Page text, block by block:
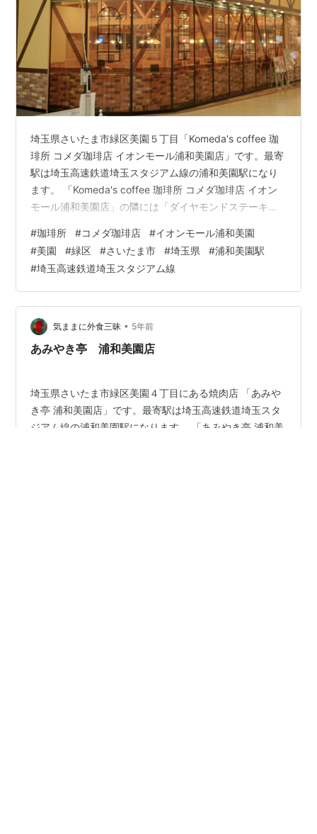
埼玉県さいたま市緑区美園５丁目「Komeda's coffee 珈
琲所 コメダ珈琲店 イオンモール浦和美園店」です。最寄
駅は埼玉高速鉄道埼玉スタジアム線の浦和美園駅になり
ます。 「Komeda's coffee 珈琲所 コメダ珈琲店 イオン
モール浦和美園店」の隣には「ダイヤモンドステーキ」
Premium BAQET ベーカリーレストランプレミアムバケ
ット」「おひつごはん 四六時中」「STARBUCKS
COFFEE スターバックスコーヒー」「RAKERU ラケル」
「いしがまやハンバーグ」「もりもり寿し」「chawan」
「神楽…
#珈琲所 #コメダ珈琲店 #イオンモール浦和美園
#美園 #緑区 #さいたま市 #埼玉県 #浦和美園駅
#埼玉高速鉄道埼玉スタジアム線
気ままに外食三昧 • 5年前
あみやき亭 浦和美園店